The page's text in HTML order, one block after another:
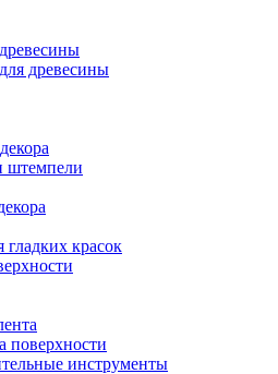
древесины
штемпели
гладких красок
поверхности
инструменты